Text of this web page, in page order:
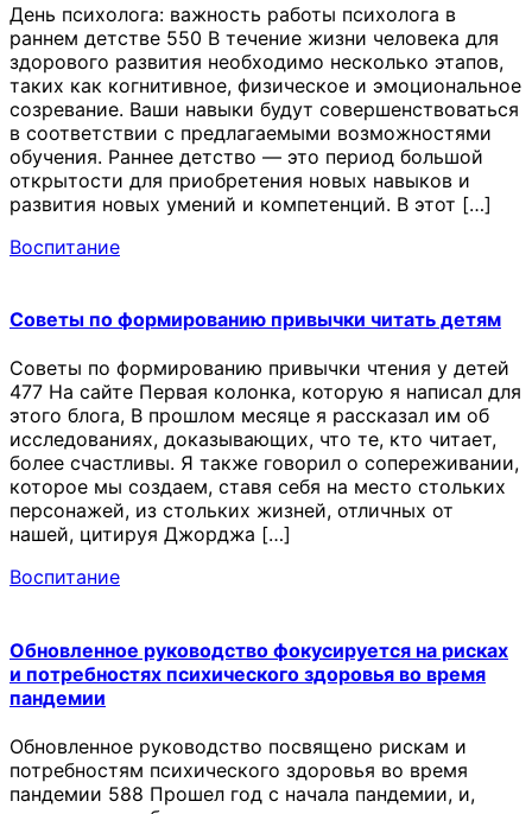
День психолога: важность работы психолога в
раннем детстве 550 В течение жизни человека для
здорового развития необходимо несколько этапов,
таких как когнитивное, физическое и эмоциональное
созревание. Ваши навыки будут совершенствоваться
в соответствии с предлагаемыми возможностями
обучения. Раннее детство — это период большой
открытости для приобретения новых навыков и
развития новых умений и компетенций. В этот […]
Воспитание
Советы по формированию привычки читать детям
Советы по формированию привычки чтения у детей
477 На сайте Первая колонка, которую я написал для
этого блога, В прошлом месяце я рассказал им об
исследованиях, доказывающих, что те, кто читает,
более счастливы. Я также говорил о сопереживании,
которое мы создаем, ставя себя на место стольких
персонажей, из стольких жизней, отличных от
нашей, цитируя Джорджа […]
Воспитание
Обновленное руководство фокусируется на рисках
и потребностях психического здоровья во время
пандемии
Обновленное руководство посвящено рискам и
потребностям психического здоровья во время
пандемии 588 Прошел год с начала пандемии, и,